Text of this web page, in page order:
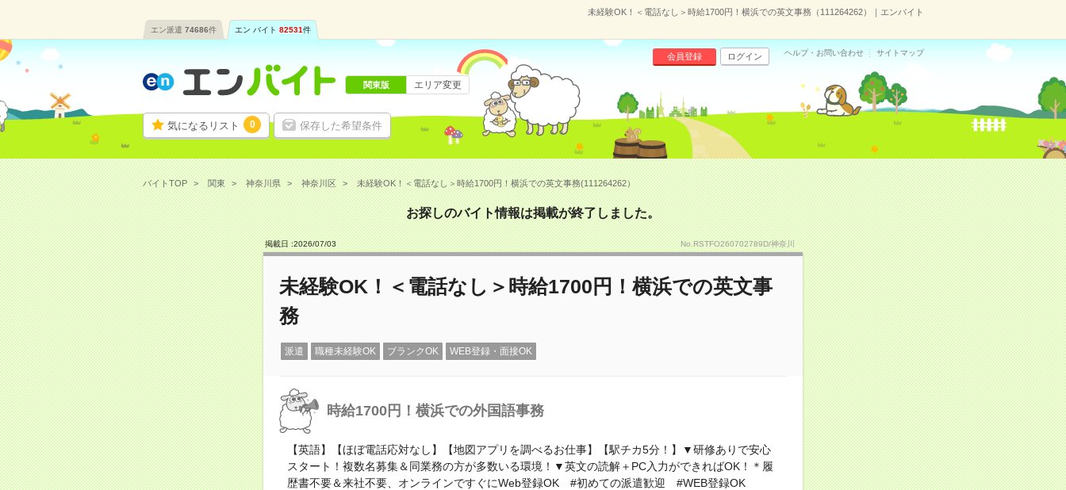
未経験OK！＜電話なし＞時給1700円！横浜での英文事務（111264262）｜エンバイト
エン派遣 74686件 エン バイト 82531件
気になるリスト 0 保存した希望条件
会員登録 ログイン ヘルプ・お問い合わせ サイトマップ
関東版 エリア変更
バイトTOP 関東 神奈川県 神奈川区 未経験OK！＜電話なし＞時給1700円！横浜での英文事務(111264262）
お探しのバイト情報は掲載が終了しました。
掲載日 :2026/07/03 No.RSTFO260702789D/神奈川
未経験OK！＜電話なし＞時給1700円！横浜での英文事
務
派遣 職種未経験OK ブランクOK WEB登録・面接OK
時給1700円！横浜での外国語事務
【英語】【ほぼ電話応対なし】【地図アプリを調べるお仕事】【駅チカ5分！】▼研修ありで安心
スタート！複数名募集＆同業務の方が多数いる環境！▼英文の読解＋PC入力ができればOK！＊履
歴書不要＆来社不要、オンラインですぐにWeb登録OK #初めての派遣歓迎 #WEB登録OK